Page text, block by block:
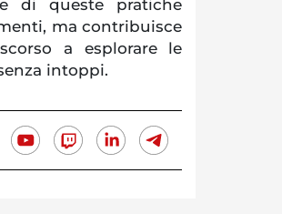
di queste pratiche
ma contribuisce
a esplorare le
intoppi.